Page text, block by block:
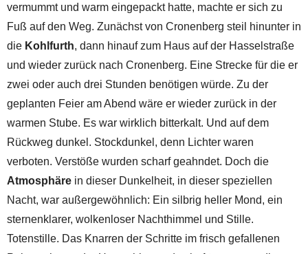
vermummt und warm eingepackt hatte, machte er sich zu
Fuß auf den Weg. Zunächst von Cronenberg steil hinunter in
die Kohlfurth, dann hinauf zum Haus auf der Hasselstraße
und wieder zurück nach Cronenberg. Eine Strecke für die er
zwei oder auch drei Stunden benötigen würde. Zu der
geplanten Feier am Abend wäre er wieder zurück in der
warmen Stube. Es war wirklich bitterkalt. Und auf dem
Rückweg dunkel. Stockdunkel, denn Lichter waren
verboten. Verstöße wurden scharf geahndet. Doch die
Atmosphäre in dieser Dunkelheit, in dieser speziellen
Nacht, war außergewöhnlich: Ein silbrig heller Mond, ein
sternenklarer, wolkenloser Nachthimmel und Stille.
Totenstille. Das Knarren der Schritte im frisch gefallenen